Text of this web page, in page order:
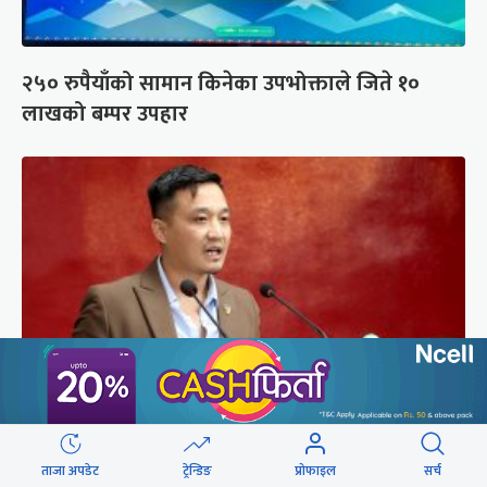
२५० रुपैयाँको सामान किनेका उपभोक्ताले जिते १०
लाखको बम्पर उपहार
संसद्को रोष्ट्रमबाटै गृहमन्त्रीले दिए प्रश्न नगर्न चेतावनी
ताजा अपडेट ट्रेन्डिङ प्रोफाइल सर्च